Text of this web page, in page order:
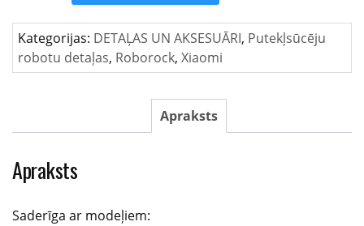
vāks
Roborock
S7
daudzums
Kategorijas: DETAĻAS UN AKSESUĀRI, Putekļsūcēju
robotu detaļas, Roborock, Xiaomi
Apraksts
Apraksts
Saderīga ar modeļiem: